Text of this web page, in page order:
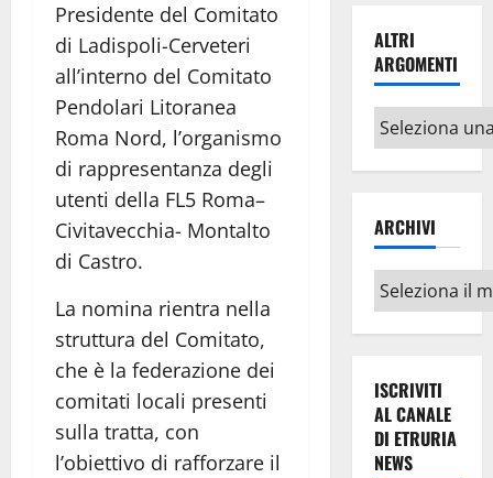
Presidente del Comitato
di Ladispoli-Cerveteri
all’interno del Comitato
Pendolari Litoranea
Roma Nord, l’organismo
di rappresentanza degli
utenti della FL5 Roma–
Civitavecchia- Montalto
di Castro.
La nomina rientra nella
struttura del Comitato,
che è la federazione dei
comitati locali presenti
sulla tratta, con
l’obiettivo di rafforzare il
ALTRI
ARGOMENTI
Altri
argomenti
ARCHIVI
Archivi
ISCRIVITI
AL CANALE
DI ETRURIA
NEWS